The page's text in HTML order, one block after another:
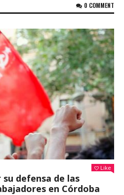
0 COMMENT
Like
su defensa de las
en Córdoba